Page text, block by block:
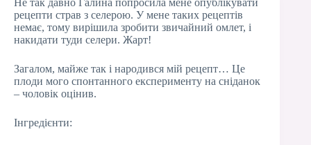
Не так давно Галина попросила мене опублікувати
рецепти страв з селерою. У мене таких рецептів
немає, тому вирішила зробити звичайний омлет, і
накидати туди селери. Жарт!
Загалом, майже так і народився мій рецепт… Це
плоди мого спонтанного експерименту на сніданок
– чоловік оцінив.
Інгредієнти: